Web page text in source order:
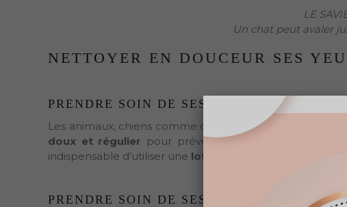
LE
Un chat peut avaler
NETTOYER EN DOUCEUR SES
PRENDRE SOIN DE SES YEUX
Les animaux, chiens comme chats, ont une sensibilité
doux et régulier pour prévenir certaines infections
indispensable d’utiliser une lotion spécifique du type
PRENDRE SOIN DE SES OREILLES